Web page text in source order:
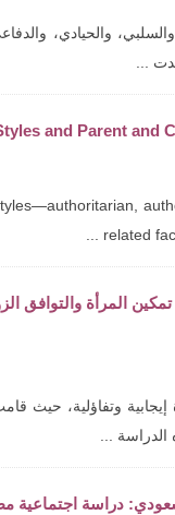
والحيادي،
...
and Parent and
related
في ظل رؤية 2030: دراسة وصفية حول
بنظرة إيجابية
الدراسة ...
دراسة اجتماعية